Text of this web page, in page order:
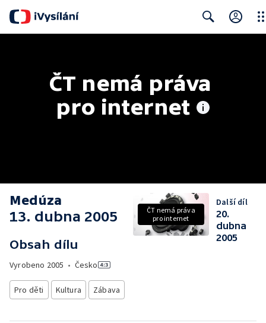
ČT nemá práva
pro internet
Medúza
13. dubna 2005
Obsah dílu
Vyrobeno 2005 • Česko
Pro děti Kultura Zábava
ČT nemá práva
pro internet
Další díl
20.
dubna
2005